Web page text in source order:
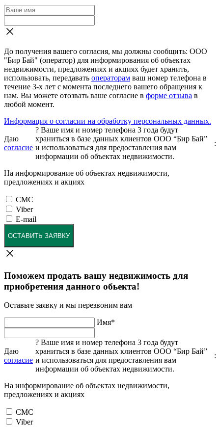
До получения вашего согласия, мы должны сообщить: ООО
"Бир Бай" (оператор) для информирования об объектах
недвижимости, предложениях и акциях будет хранить,
использовать, передавать операторам ваш номер телефона в
течение 3-х лет с момента последнего вашего обращения к
нам. Вы можете отозвать ваше согласие в форме отзыва в
любой момент.
Информация о согласии на обработку персональных данных.
Даю
согласие
? Ваше имя и номер телефона 3 года будут
храниться в базе данных клиентов ООО “Бир Бай”
и использоваться для предоставления вам
информации об объектах недвижимости.
:
На информирование об объектах недвижимости,
предложениях и акциях
СМС
Viber
E-mail
ОСТАВИТЬ ЗАЯВКУ
Поможем продать вашу недвижимость для
приобретения данного обьекта!
Оставьте заявку и мы перезвоним вам
Имя*
Даю
согласие
? Ваше имя и номер телефона 3 года будут
храниться в базе данных клиентов ООО “Бир Бай”
и использоваться для предоставления вам
информации об объектах недвижимости.
:
На информирование об объектах недвижимости,
предложениях и акциях
СМС
Viber